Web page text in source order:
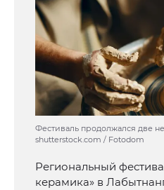
Фестиваль продолжался две
shutterstock.com / Fotodom
Региональный
керамика» в